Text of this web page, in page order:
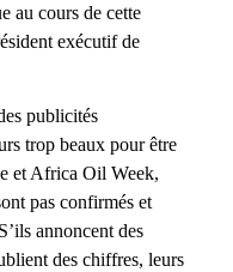
au cours de cette
exécutif de
publicités
trop beaux pour être
et Africa Oil Week,
pas confirmés et
annoncent des
des chiffres, leurs